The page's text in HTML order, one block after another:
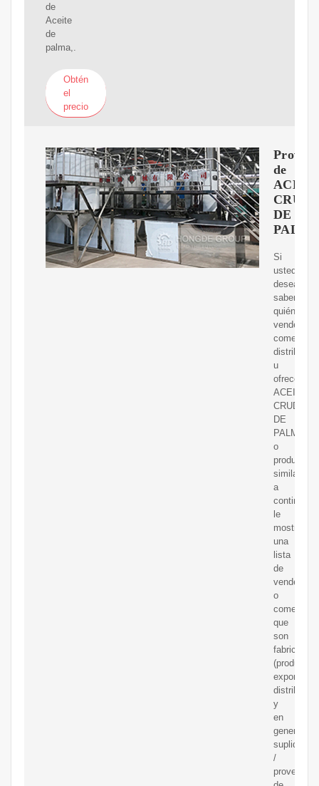
de
Aceite
de
palma,.
Obtén
el
precio
de
DE
Si
usted
desea
saber
quién
vende,
distribuye
u
ofrece
ACEITE
CRUDO
DE
PALMA
o
productos
similares,
a
le
mostramos
una
lista
de
o
que
son
fabricantes
y
en
general
suplidores
/